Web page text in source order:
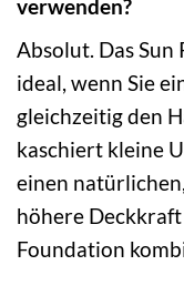
verwenden?
Absolut. Das
ideal, wenn Sie
gleichzeitig den
kaschiert kleine
einen
höhere
Foundation